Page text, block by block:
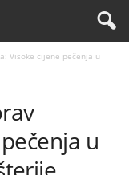
Visoke cijene pečenja u
u